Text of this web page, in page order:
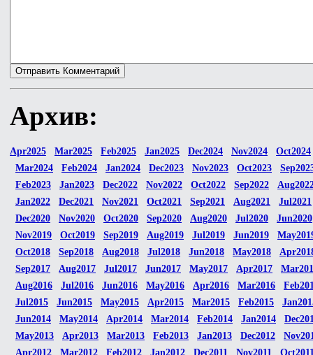
Архив:
Apr2025 Mar2025 Feb2025 Jan2025 Dec2024 Nov2024
Oct2024
Mar2024
Feb2024 Jan2024 Dec2023 Nov2023 Oct2023
Feb2023
Jan2023 Dec2022 Nov2022 Oct2022 Sep2022
Jan2022
Dec2021 Nov2021 Oct2021 Sep2021 Aug2021
Jul2021
Dec2020
Nov2020 Oct2020 Sep2020 Aug2020 Jul2020
Jun2020
Nov2019
Oct2019 Sep2019 Aug2019 Jul2019 Jun2019
Oct2018
Sep2018 Aug2018 Jul2018 Jun2018 May2018
Sep2017
Aug2017 Jul2017 Jun2017 May2017 Apr2017
Aug2016
Jul2016 Jun2016 May2016 Apr2016 Mar2016
Jul2015
Jun2015 May2015 Apr2015 Mar2015 Feb2015
Jun2014
May2014 Apr2014 Mar2014 Feb2014 Jan2014
May2013
Apr2013 Mar2013 Feb2013 Jan2013 Dec2012
Apr2012
Mar2012 Feb2012 Jan2012 Dec2011 Nov2011